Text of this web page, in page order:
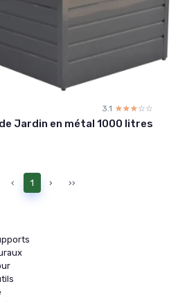
3.1 ☆☆☆☆☆
★★★★★
Jardin en métal 1000 litres
‹ 1 › ››